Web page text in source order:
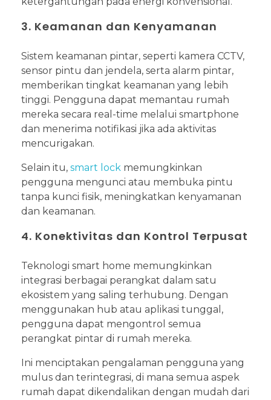
3. Keamanan dan Kenyamanan
Sistem keamanan pintar, seperti kamera CCTV,
sensor pintu dan jendela, serta alarm pintar,
memberikan tingkat keamanan yang lebih
tinggi. Pengguna dapat memantau rumah
mereka secara real-time melalui smartphone
dan menerima notifikasi jika ada aktivitas
mencurigakan.
Selain itu, smart lock memungkinkan
pengguna mengunci atau membuka pintu
tanpa kunci fisik, meningkatkan kenyamanan
dan keamanan.
4. Konektivitas dan Kontrol Terpusat
Teknologi smart home memungkinkan
integrasi berbagai perangkat dalam satu
ekosistem yang saling terhubung. Dengan
menggunakan hub atau aplikasi tunggal,
pengguna dapat mengontrol semua
perangkat pintar di rumah mereka.
Ini menciptakan pengalaman pengguna yang
mulus dan terintegrasi, di mana semua aspek
rumah dapat dikendalikan dengan mudah dari